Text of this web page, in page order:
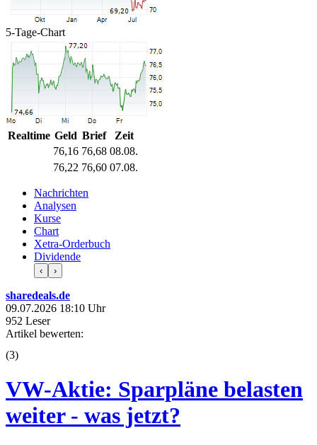
5-Tage-Chart
Realtime Geld Brief
Zeit
76,16 76,68 08.08.
76,22 76,60 07.08.
Nachrichten
Analysen
Kurse
Chart
Xetra-Orderbuch
Dividende
‹ ›
sharedeals.de
09.07.2026 18:10 Uhr
952 Leser
Artikel bewerten:
(3)
VW-Aktie: Sparpläne belasten
weiter - was jetzt?